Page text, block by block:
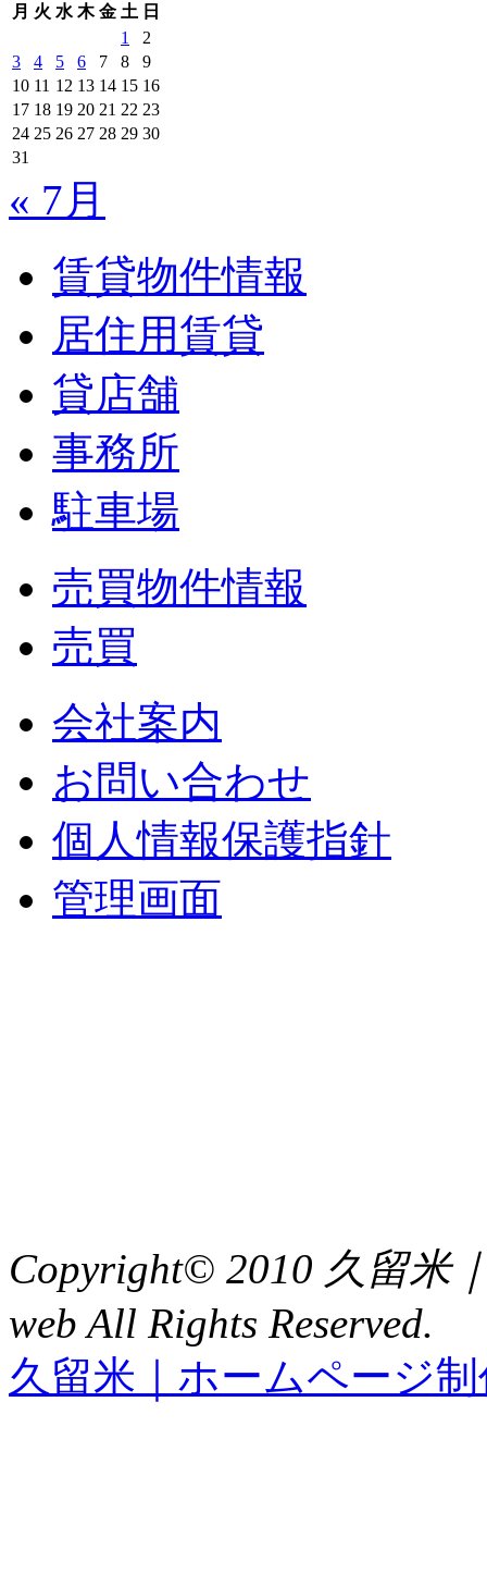
月 火 水 木 金 土 日
1
2
3
4 5 6 7 8
9
10 11 12 13 14 15 16
17 18 19 20 21 22 23
24 25 26 27 28 29 30
31
« 7月
賃貸物件情報
居住用賃貸
貸店舗
事務所
駐車場
売買物件情報
売買
会社案内
お問い合わせ
個人情報保護指針
管理画面
Copyright© 2010 久留米
web All Rights Reserved.
久留米｜ホームページ